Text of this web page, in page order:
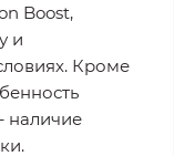
Boost,
и
Кроме
наличие